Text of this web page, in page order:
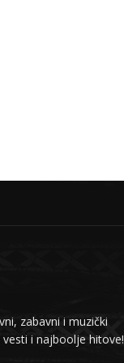
zabavni i muzički
i najboolje hitove!